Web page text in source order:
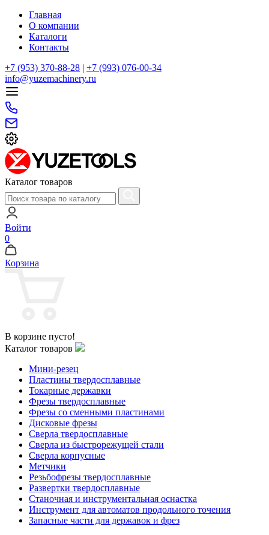
Главная
О компании
Каталоги
Контакты
+7 (953) 370-88-28 | +7 (993) 076-00-34
info@yuzemachinery.ru
Каталог товаров
Войти
0
Корзина
В корзине пусто!
Каталог товаров
Мини-резец
Пластины твердосплавные
Токарные державки
Фрезы твердосплавные
Фрезы со сменными пластинами
Дисковые фрезы
Сверла твердосплавные
Сверла из быстрорежущей стали
Сверла корпусные
Метчики
Резьбофрезы твердосплавные
Развертки твердосплавные
Станочная и инструментальная оснастка
Инструмент для автоматов продольного точения
Запасные части для державок и фрез